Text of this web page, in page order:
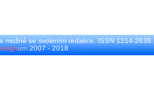
možné se svolením redakce. ISSN 1214-2638.
um2007 - 2018